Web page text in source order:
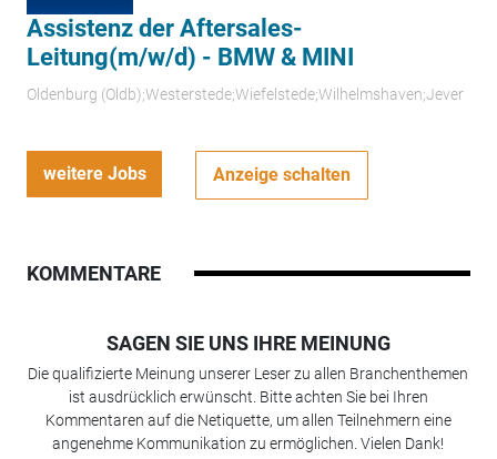
Assistenz der Aftersales-
Leitung(m/w/d) - BMW & MINI
Oldenburg (Oldb);Westerstede;Wiefelstede;Wilhelmshaven;Jever
weitere Jobs Anzeige schalten
KOMMENTARE
SAGEN SIE UNS IHRE MEINUNG
Die qualifizierte Meinung unserer Leser zu allen Branchenthemen
ist ausdrücklich erwünscht. Bitte achten Sie bei Ihren
Kommentaren auf die Netiquette, um allen Teilnehmern eine
angenehme Kommunikation zu ermöglichen. Vielen Dank!